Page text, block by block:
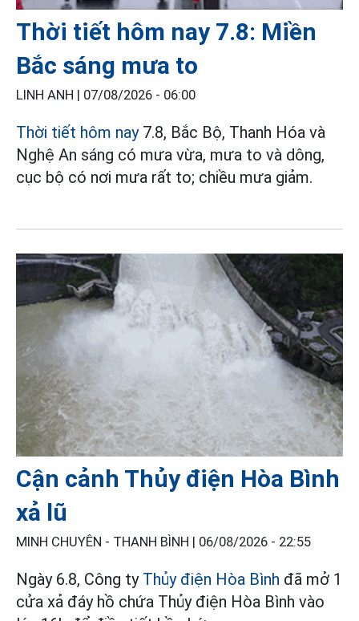
Thời tiết hôm nay 7.8: Miền
Bắc sáng mưa to
LINH ANH | 07/08/2026 - 06:00
Thời tiết hôm nay7.8, Bắc Bộ, Thanh Hóa và
Nghệ An sáng có mưa vừa, mưa to và dông,
cục bộ có nơi mưa rất to; chiều mưa giảm.
Cận cảnh Thủy điện Hòa Bình
xả lũ
MINH CHUYÊN - THANH BÌNH | 06/08/2026 - 22:55
Ngày 6.8, Công ty Thủy điện Hòa Bình đã mở 1
cửa xả đáy hồ chứa Thủy điện Hòa Bình vào